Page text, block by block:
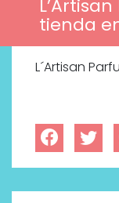
tienda
L´Artisan